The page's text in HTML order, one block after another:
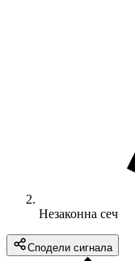
Незаконна сеч
Сподели сигнала